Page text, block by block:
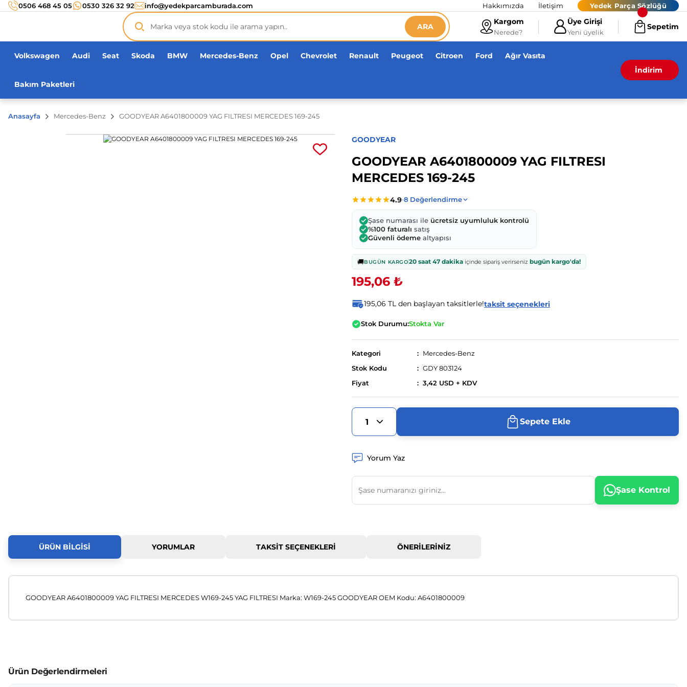
Türkiye’nin her noktasına 3000 TL ve üzerikargo ücretsiz!
Orijinal ürün
Üç yüz yirmi bin ürünadeti!
0506 468 45 05 0530 326 32 92 info@yedekparcamburada.com Hakkımızda İletişim Yedek Parça Sözlüğü
ARA
Kargom
Nerede?
Üye Girişi
Yeni üyelik
Sepetim
Volkswagen Audi Seat Skoda BMW Mercedes-Benz Opel Chevrolet Renault Peugeot Citroen Ford Ağır Vasıta
Bakım Paketleri
İndirim
Anasayfa Mercedes-Benz GOODYEAR A6401800009 YAG FILTRESI MERCEDES 169-245
GOODYEAR
GOODYEAR A6401800009 YAG FILTRESI
MERCEDES 169-245
Şase numarası ile ücretsiz uyumluluk kontrolü
%100 faturalı satış
Güvenli ödeme altyapısı
🚚BUGÜN KARGO20 saat 47 dakikaiçinde sipariş verirseniz bugün kargo'da!
195,06 ₺
195,06 TL den başlayan taksitlerle!taksit seçenekleri
Stok Durumu:Stokta Var
Kategori
Mercedes-Benz
Stok Kodu
GDY 803124
Fiyat
3,42 USD + KDV
Sepete Ekle
Yorum Yaz
Şase Kontrol
ÜRÜN BILGISI YORUMLAR TAKSIT SEÇENEKLERI ÖNERILERINIZ
GOODYEAR A6401800009 YAG FILTRESI MERCEDES W169-245 YAG FILTRESI Marka: W169-245 GOODYEAR OEM Kodu: A6401800009